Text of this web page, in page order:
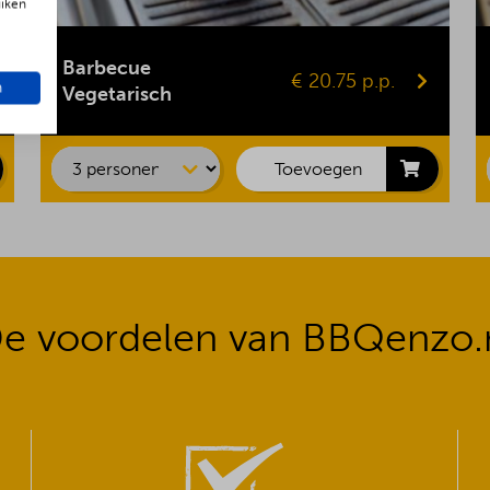
Barbecue
Vegetarisch
€ 20.75 p.p.
Vegaburger
Groentespies
Portobello
Toevoegen
voordelen van